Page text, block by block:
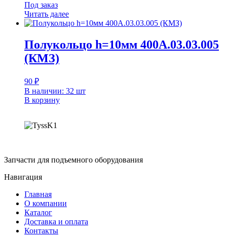
Под заказ
Читать далее
Полукольцо h=10мм 400А.03.03.005
(КМЗ)
90 ₽
В наличии: 32 шт
В корзину
Запчасти для подъемного оборудования
Навигация
Главная
О компании
Каталог
Доставка и оплата
Контакты